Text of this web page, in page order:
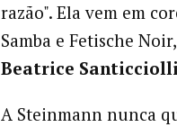
razão". Ela vem em
Samba e Fetische
Beatrice
A Steinmann nunca